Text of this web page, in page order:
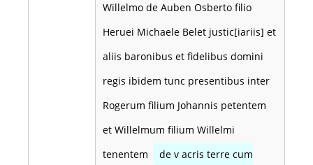
Willelmo de Auben Osberto filio
Heruei Michaele Belet justic[iariis] et
aliis baronibus et fidelibus domini
regis ibidem tunc presentibus inter
Rogerum filium Johannis petentem
et Willelmum filium Willelmi
tenentem
de v acris terre cum